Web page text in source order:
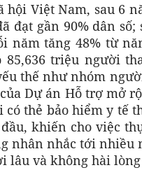
hội Việt Nam, sau 6
đạt gần 90% dân
tăng 48% từ
triệu người
thế như nhóm
Dự án Hỗ trợ mở
thẻ bảo hiểm y tế
khiến cho việc
nhân nhắc tới nhiều
lâu và không hài